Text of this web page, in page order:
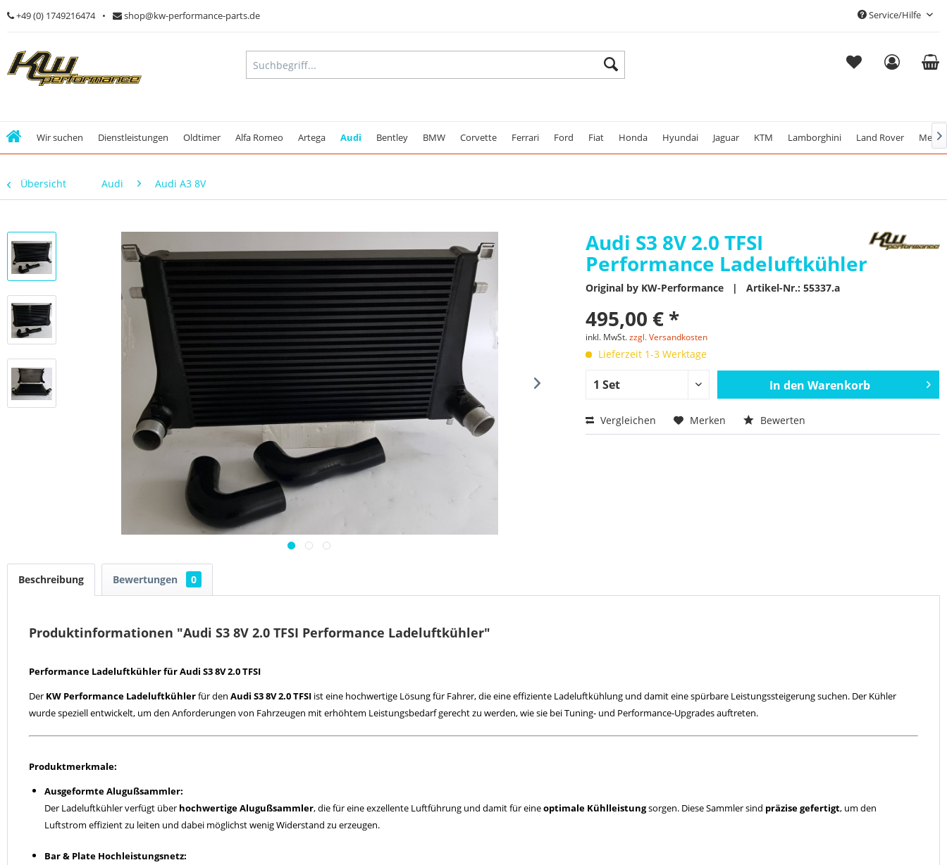
+49 (0) 1749216474 shop@kw-performance-parts.de Service/Hilfe
Wir suchen Dienstleistungen Oldtimer Alfa Romeo Artega Audi Bentley BMW Corvette Ferrari Ford Fiat Honda Hyundai Jaguar KTM Lamborghini Land Rover 
Übersicht Audi Audi A3 8V
Audi S3 8V 2.0 TFSI
Performance Ladeluftkühler
Original by KW-Performance | Artikel-Nr.: 55337.a
495,00 € *
inkl. MwSt.zzgl. Versandkosten
Lieferzeit 1-3 Werktage
In den Warenkorb
Vergleichen Merken Bewerten
Beschreibung Bewertungen 0
Produktinformationen "Audi S3 8V 2.0 TFSI Performance Ladeluftkühler"
Performance Ladeluftkühler für Audi S3 8V 2.0 TFSI
Der KW Performance Ladeluftkühlerfür den Audi S3 8V 2.0 TFSI ist eine hochwertige Lösung für Fahrer, die eine effiziente Ladeluftkühlung und damit eine spürbare Leistungssteigerung suchen. Der Kühler
wurde speziell entwickelt, um den Anforderungen von Fahrzeugen mit erhöhtem Leistungsbedarf gerecht zu werden, wie sie bei Tuning- und Performance-Upgrades auftreten.
Produktmerkmale:
Ausgeformte Alugußsammler:
Der Ladeluftkühler verfügt über hochwertige Alugußsammler, die für eine exzellente Luftführung und damit für eineoptimale Kühlleistungsorgen. Diese Sammler sind präzise gefertigt, um den
Luftstrom effizient zu leiten und dabei möglichst wenig Widerstand zu erzeugen.
Bar & Plate Hochleistungsnetz: